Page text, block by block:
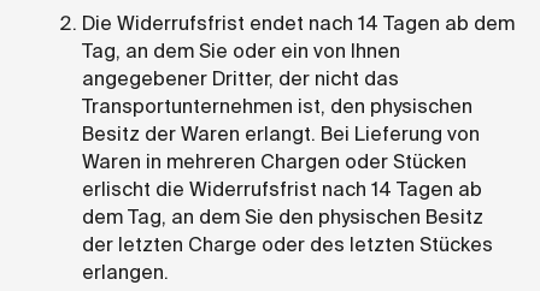
Die Widerrufsfrist endet nach 14 Tagen ab dem
Tag, an dem Sie oder ein von Ihnen
angegebener Dritter, der nicht das
Transportunternehmen ist, den physischen
Besitz der Waren erlangt. Bei Lieferung von
Waren in mehreren Chargen oder Stücken
erlischt die Widerrufsfrist nach 14 Tagen ab
dem Tag, an dem Sie den physischen Besitz
der letzten Charge oder des letzten Stückes
erlangen.